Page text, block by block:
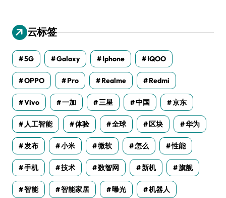
云标签
5G Galaxy Iphone IQOO
OPPO Pro Realme Redmi
Vivo 一加 三星 中国 京东
人工智能 体验 全球 区块 华为
发布 小米 微软 怎么 性能
手机 技术 数智网 新机 旗舰
智能 智能家居 曝光 机器人